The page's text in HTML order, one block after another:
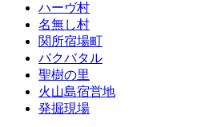
ハーヴ村
名無し村
関所宿場町
バクバタル
聖樹の里
火山島宿営地
発掘現場